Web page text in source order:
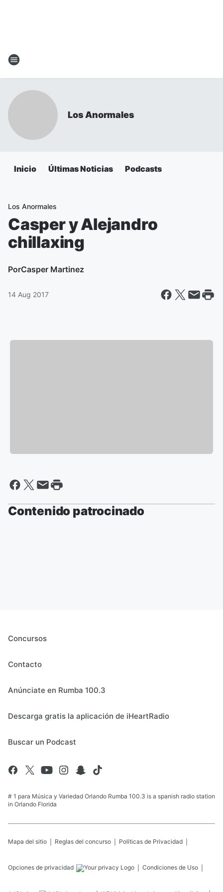
Los Anormales
Inicio Últimas Noticias Podcasts
Los Anormales
Casper y Alejandro
chillaxing
PorCasper Martinez
14 Aug 2017
Contenido patrocinado
Concursos
Contacto
Anúnciate en Rumba 100.3
Descarga gratis la aplicación de iHeartRadio
Buscar un Podcast
# 1 para Música y Variedad Orlando Rumba 100.3 is a spanish radio station
in Orlando Florida
Mapa del sitio Reglas del concurso Políticas de Privacidad
Opciones de privacidad Condiciones de Uso